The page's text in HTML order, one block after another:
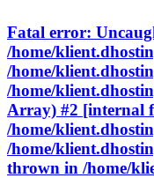
Fatal error:
/home/
/home/
/home/
Array) #2 [internal
/home/
/home/
thrown in /home/